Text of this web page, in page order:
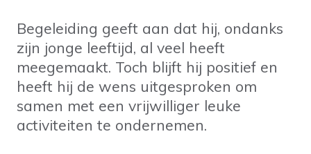
Begeleiding geeft aan dat hij, ondanks
zijn jonge leeftijd, al veel heeft
meegemaakt. Toch blijft hij positief en
heeft hij de wens uitgesproken om
samen met een vrijwilliger leuke
activiteiten te ondernemen.